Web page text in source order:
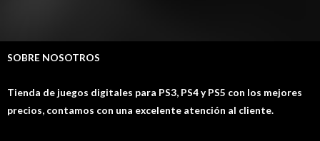
SOBRE NOSOTROS
Tienda de juegos digitales para PS3, PS4 y PS5 con los mejores
precios, contamos con una excelente atención al cliente.